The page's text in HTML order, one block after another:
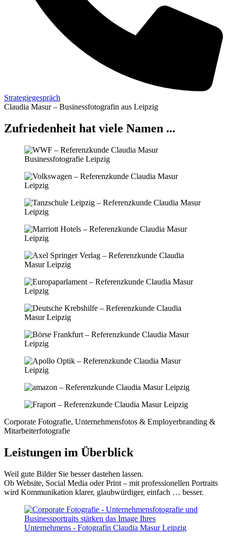
Strategiegespräch
Claudia Masur – Businessfotografin aus Leipzig
Zufriedenheit hat viele Namen ...
Corporate Fotografie, Unternehmensfotos ­& Employerbranding ­&
Mitarbeiterfotografie
Leistungen im Überblick
Weil gute Bilder Sie besser dastehen lassen.
Ob Website, Social Media oder Print – mit professionellen Portraits
wird Kommunikation klarer, glaubwürdiger, einfach … besser.